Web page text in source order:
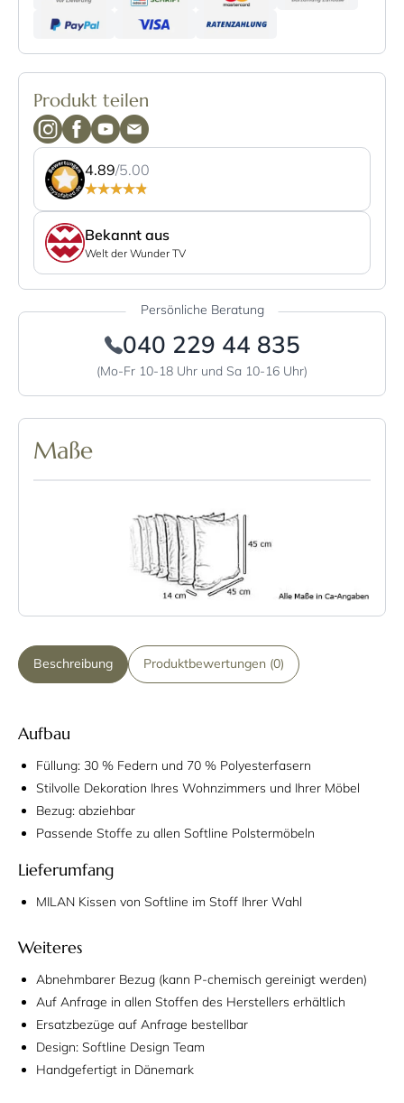
Produkt teilen
4.89/5.00
Bekannt aus
Welt der Wunder TV
Persönliche Beratung
040 229 44 835
(Mo-Fr 10-18 Uhr und Sa 10-16 Uhr)
Maße
Beschreibung Produktbewertungen (0)
Aufbau
Füllung: 30 % Federn und 70 % Polyesterfasern
Stilvolle Dekoration Ihres Wohnzimmers und Ihrer Möbel
Bezug: abziehbar
Passende Stoffe zu allen Softline Polstermöbeln
Lieferumfang
MILAN Kissen von Softline im Stoff Ihrer Wahl
Weiteres
Abnehmbarer Bezug (kann P-chemisch gereinigt werden)
Auf Anfrage in allen Stoffen des Herstellers erhältlich
Ersatzbezüge auf Anfrage bestellbar
Design: Softline Design Team
Handgefertigt in Dänemark